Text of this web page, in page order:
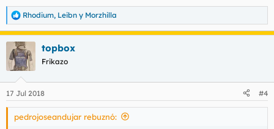
R
e
a
c
c
i
e
s
Rhodium, Leibn y Morzhilla
topbox
Frikazo
17 Jul 2018 #4
pedrojoseandujar rebuznó: